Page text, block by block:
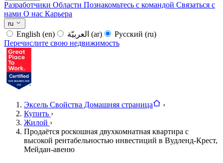
Разработчики Области Познакомьтесь с командой Связаться с
нами О нас Карьера
ru
English (en) (ar) Русский (ru)
Перечислите свою недвижимость
Эксель Свойства Домашняя страница
›
Купить ›
Жилой ›
Продаётся роскошная двухкомнатная квартира с
высокой рентабельностью инвестиций в Вудленд-Крест,
Мейдан-авеню